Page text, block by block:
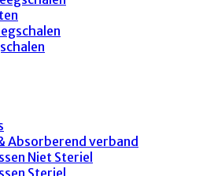
Absorberend verband
Niet Steriel
Steriel